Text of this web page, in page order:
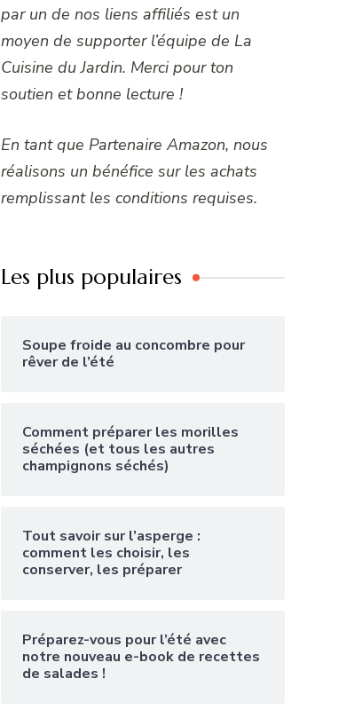
par un de nos liens affiliés est un
moyen de supporter l’équipe de La
Cuisine du Jardin. Merci pour ton
soutien et bonne lecture !
En tant que Partenaire Amazon, nous
réalisons un bénéfice sur les achats
remplissant les conditions requises.
Les plus populaires
Soupe froide au concombre pour
rêver de l’été
Comment préparer les morilles
séchées (et tous les autres
champignons séchés)
Tout savoir sur l’asperge :
comment les choisir, les
conserver, les préparer
Préparez-vous pour l’été avec
notre nouveau e-book de recettes
de salades !